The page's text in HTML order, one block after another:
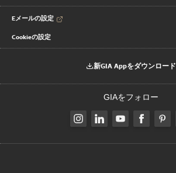
Eメールの設定
Cookieの設定
新GIA Appをダウンロード
GIAをフォロー